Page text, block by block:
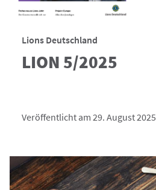
Lions Deutschland
LION 5/2025
Veröffentlicht am 29. August 2025